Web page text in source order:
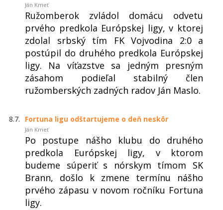
Ján Kmeť
Ružomberok zvládol domácu odvetu
prvého predkola Európskej ligy, v ktorej
zdolal srbský tím FK Vojvodina 2:0 a
postúpil do druhého predkola Európskej
ligy. Na víťazstve sa jedným presným
zásahom podieľal stabilný člen
ružomberských zadných radov Ján Maslo.
8.7. Fortuna ligu odštartujeme o deň neskôr
Ján Kmeť
Po postupe nášho klubu do druhého
predkola Európskej ligy, v ktorom
budeme súperiť s nórskym tímom SK
Brann, došlo k zmene termínu nášho
prvého zápasu v novom ročníku Fortuna
ligy.